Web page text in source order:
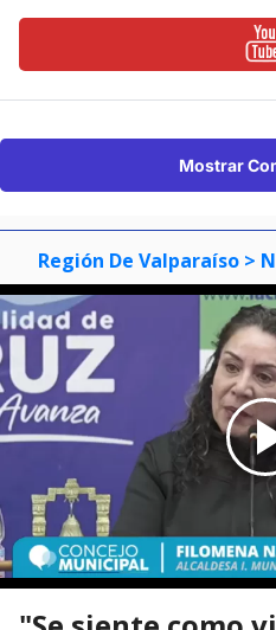
Mostrar
Región De Valparaíso >